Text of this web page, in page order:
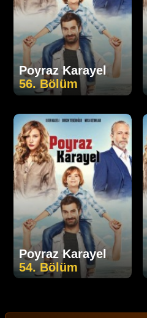
Poyraz Karayel
56. Bölüm
Poyraz Karayel
54. Bölüm